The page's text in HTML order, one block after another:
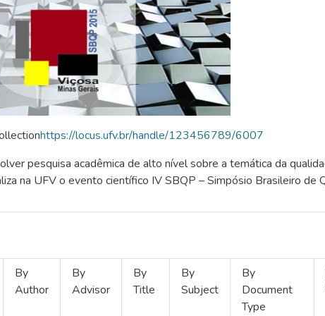
https://locus.ufv.br/handle/123456789/6007
pesquisa acadêmica de alto nível sobre a temática da
na UFV o evento científico IV SBQP – Simpósio Brasileiro de
By
Author
By
Advisor
By
Title
By
Subject
By
Document
Type